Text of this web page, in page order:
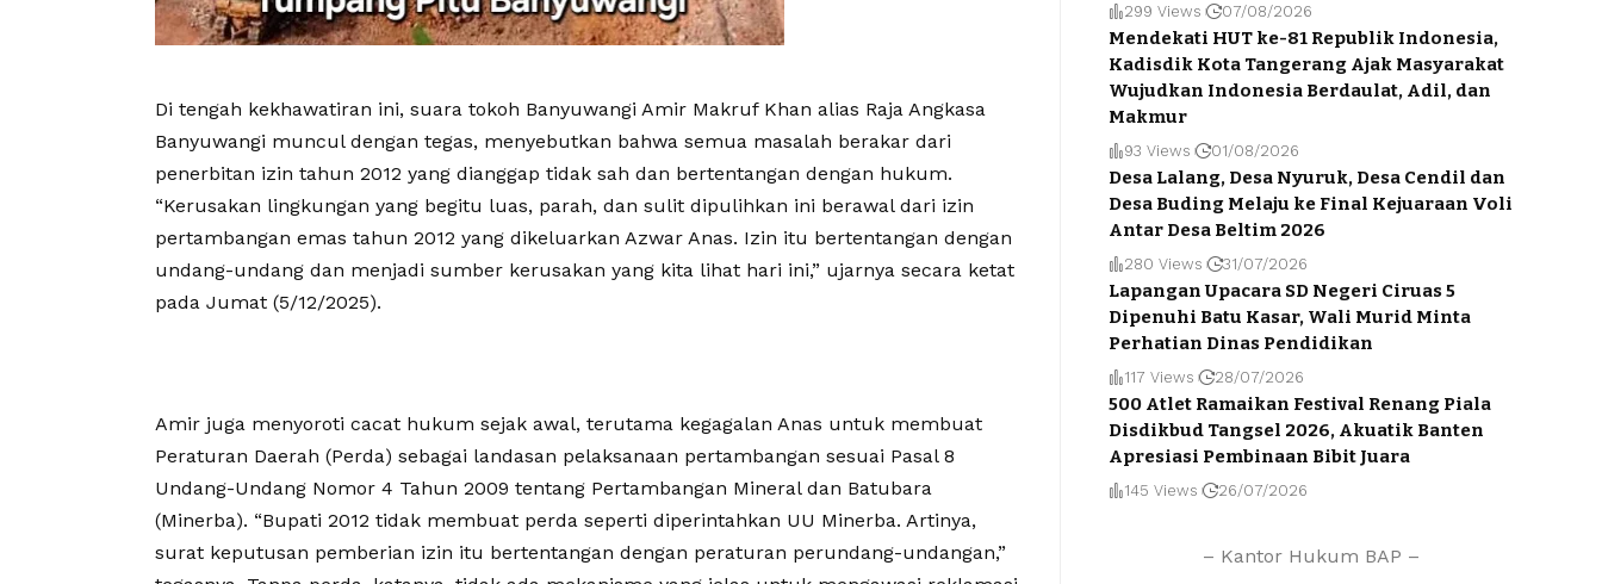
Di tengah kekhawatiran ini, suara tokoh Banyuwangi Amir Makruf Khan alias Raja Angkasa
Banyuwangi muncul dengan tegas, menyebutkan bahwa semua masalah berakar dari
penerbitan izin tahun 2012 yang dianggap tidak sah dan bertentangan dengan hukum.
“Kerusakan lingkungan yang begitu luas, parah, dan sulit dipulihkan ini berawal dari izin
pertambangan emas tahun 2012 yang dikeluarkan Azwar Anas. Izin itu bertentangan dengan
undang-undang dan menjadi sumber kerusakan yang kita lihat hari ini,” ujarnya secara ketat
pada Jumat (5/12/2025).
Amir juga menyoroti cacat hukum sejak awal, terutama kegagalan Anas untuk membuat
Peraturan Daerah (Perda) sebagai landasan pelaksanaan pertambangan sesuai Pasal 8
Undang-Undang Nomor 4 Tahun 2009 tentang Pertambangan Mineral dan Batubara
(Minerba). “Bupati 2012 tidak membuat perda seperti diperintahkan UU Minerba. Artinya,
surat keputusan pemberian izin itu bertentangan dengan peraturan perundang-undangan,”
299 Views 07/08/2026
Mendekati HUT ke-81 Republik Indonesia,
Kadisdik Kota Tangerang Ajak Masyarakat
Wujudkan Indonesia Berdaulat, Adil, dan
Makmur
93 Views 01/08/2026
Desa Lalang, Desa Nyuruk, Desa Cendil dan
Desa Buding Melaju ke Final Kejuaraan Voli
Antar Desa Beltim 2026
280 Views 31/07/2026
Lapangan Upacara SD Negeri Ciruas 5
Dipenuhi Batu Kasar, Wali Murid Minta
Perhatian Dinas Pendidikan
117 Views 28/07/2026
500 Atlet Ramaikan Festival Renang Piala
Disdikbud Tangsel 2026, Akuatik Banten
Apresiasi Pembinaan Bibit Juara
145 Views 26/07/2026
– Kantor Hukum BAP –